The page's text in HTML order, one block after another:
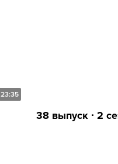
23:35
38 выпуск ∙ 2